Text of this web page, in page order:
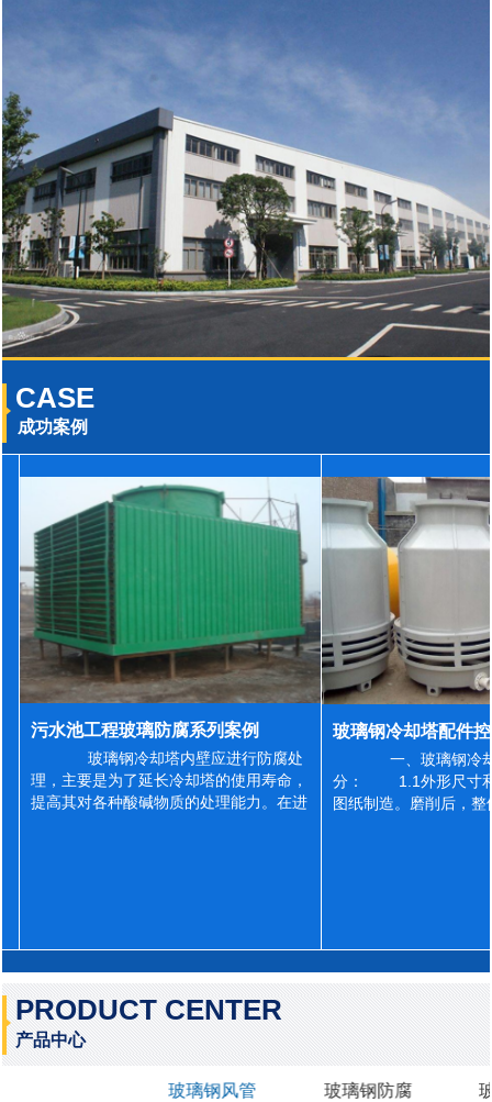
CASE
成功案例
污水池工程玻璃防腐系列案例
玻璃钢冷却塔内壁应进行防腐处
理，主要是为了延长冷却塔的使用寿命，
提高其对各种酸碱物质的处理能力。在进
一、玻璃钢冷
分： 1.1外形尺寸和
图纸制造。磨削后，
PRODUCT CENTER
产品中心
玻璃钢风管 玻璃钢防腐